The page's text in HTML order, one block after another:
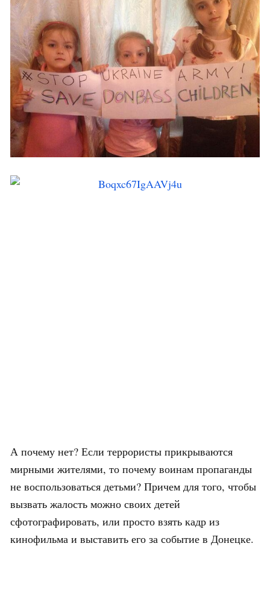
А почему нет? Если террористы прикрываются
мирными жителями, то почему воинам пропаганды
не воспользоваться детьми? Причем для того, чтобы
вызвать жалость можно своих детей
сфотографировать, или просто взять кадр из
кинофильма и выставить его за событие в Донецке.